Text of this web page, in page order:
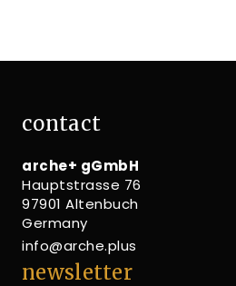
contact
arche+ gGmbH
Hauptstrasse 76
97901 Altenbuch
Germany
info@arche.plus
newsletter